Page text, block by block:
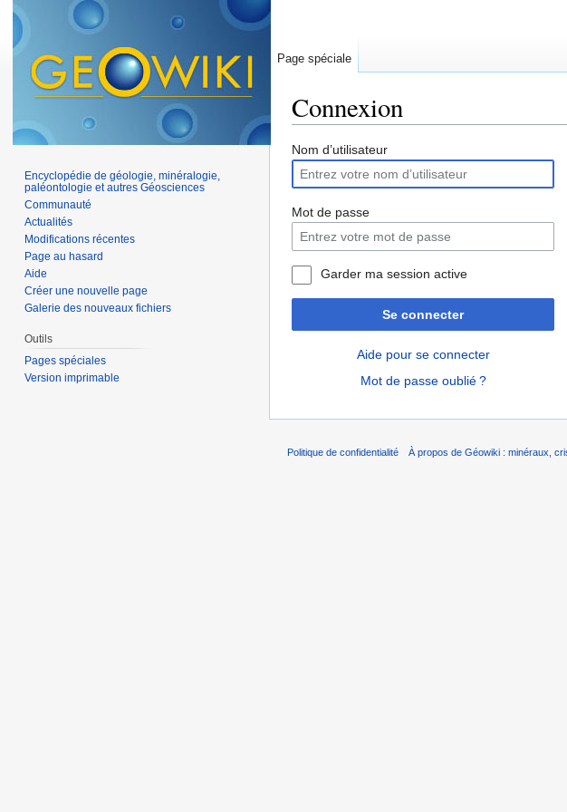
Connexion
Nom d’utilisateur
Mot de passe
Garder ma session active
Se connecter
Aide pour se connecter
Mot de passe oublié ?
Page spéciale
Encyclopédie de géologie, minéralogie,
paléontologie et autres Géosciences
Communauté
Actualités
Modifications récentes
Page au hasard
Aide
Créer une nouvelle page
Galerie des nouveaux fichiers
Outils
Pages spéciales
Version imprimable
Politique de confidentialité À propos de Géowiki : minéraux,